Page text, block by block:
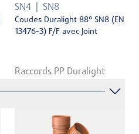
SN4 SN8
Coudes Duralight 88° SN8 (EN
13476-3) F/F avec Joint
Raccords PP Duralight